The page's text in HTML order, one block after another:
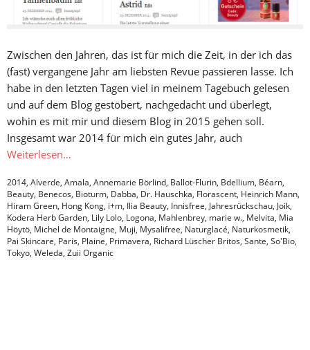
Zwischen den Jahren, das ist für mich die Zeit, in der ich das
(fast) vergangene Jahr am liebsten Revue passieren lasse. Ich
habe in den letzten Tagen viel in meinem Tagebuch gelesen
und auf dem Blog gestöbert, nachgedacht und überlegt,
wohin es mit mir und diesem Blog in 2015 gehen soll.
Insgesamt war 2014 für mich ein gutes Jahr, auch
Weiterlesen…
2014, Alverde, Amala, Annemarie Börlind, Ballot-Flurin, Bdellium, Béarn,
Beauty, Benecos, Bioturm, Dabba, Dr. Hauschka, Florascent, Heinrich Mann,
Hiram Green, Hong Kong, i+m, Ilia Beauty, Innisfree, Jahresrückschau, Joik,
Kodera Herb Garden, Lily Lolo, Logona, Mahlenbrey, marie w., Melvita, Mia
Höytö, Michel de Montaigne, Muji, Mysalifree, Naturglacé, Naturkosmetik,
Pai Skincare, Paris, Plaine, Primavera, Richard Lüscher Britos, Sante, So'Bio,
Tokyo, Weleda, Zuii Organic